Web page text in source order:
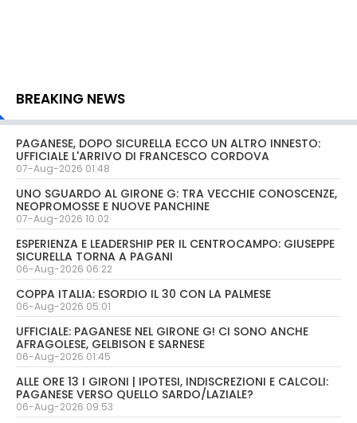
BREAKING NEWS
PAGANESE, DOPO SICURELLA ECCO UN ALTRO INNESTO:
UFFICIALE L'ARRIVO DI FRANCESCO CORDOVA
07-Aug-2026 01:48
UNO SGUARDO AL GIRONE G: TRA VECCHIE CONOSCENZE,
NEOPROMOSSE E NUOVE PANCHINE
07-Aug-2026 10:02
ESPERIENZA E LEADERSHIP PER IL CENTROCAMPO: GIUSEPPE
SICURELLA TORNA A PAGANI
06-Aug-2026 06:22
COPPA ITALIA: ESORDIO IL 30 CON LA PALMESE
06-Aug-2026 05:01
UFFICIALE: PAGANESE NEL GIRONE G! CI SONO ANCHE
AFRAGOLESE, GELBISON E SARNESE
06-Aug-2026 01:45
ALLE ORE 13 I GIRONI | IPOTESI, INDISCREZIONI E CALCOLI:
PAGANESE VERSO QUELLO SARDO/LAZIALE?
06-Aug-2026 09:53